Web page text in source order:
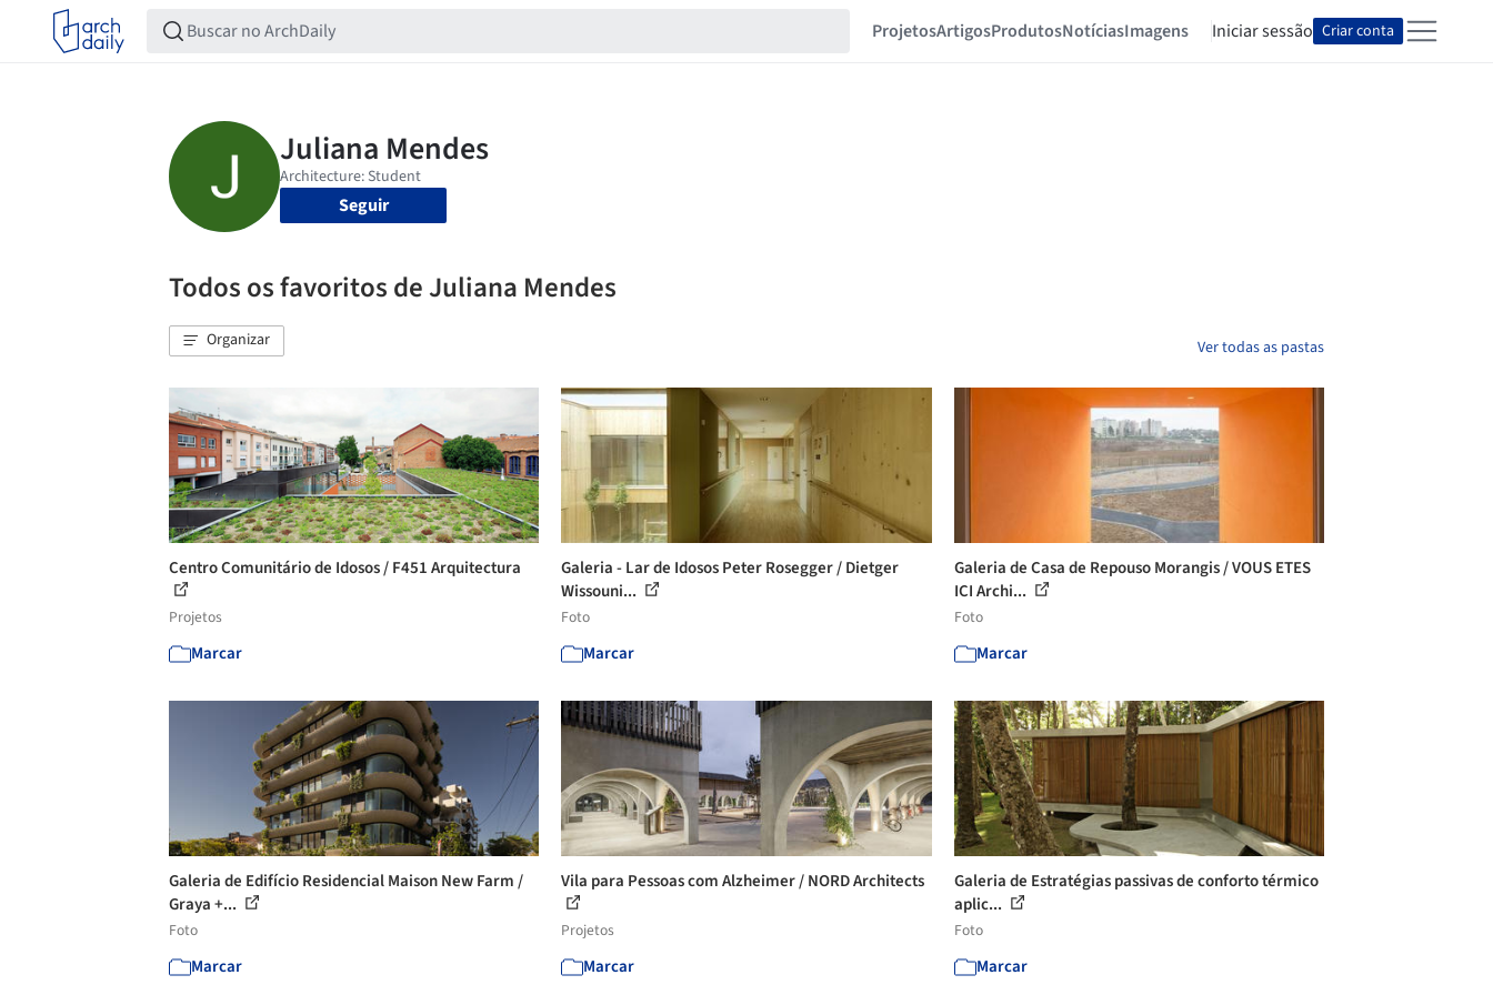
ProjetosArtigosProdutosNotíciasImagens Iniciar sessão Criar conta
Seguir
Todos os favoritos de Juliana Mendes
Organizar Ver todas as pastas
Centro Comunitário de Idosos / F451 Arquitectura
Projetos
Marcar
Galeria - Lar de Idosos Peter Rosegger / Dietger
Wissouni...
Foto
Marcar
Galeria de Casa de Repouso Morangis / VOUS ETES
ICI Archi...
Foto
Marcar
Galeria de Edifício Residencial Maison New Farm /
Graya +...
Foto
Marcar
Vila para Pessoas com Alzheimer / NORD Architects
Projetos
Marcar
Galeria de Estratégias passivas de conforto térmico
aplic...
Foto
Marcar